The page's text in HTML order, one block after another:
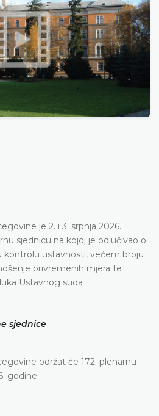
je 2. i 3. srpnja 2026.
sjednicu na kojoj je odlučivao o
kontrolu ustavnosti, većem broju
privremenih mjera te
Ustavnog suda
sjednice
održat će 172. plenarnu
godine